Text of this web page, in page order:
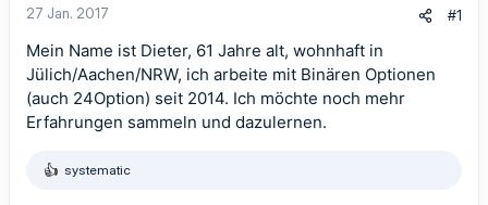
27 Jan. 2017 #1
Mein Name ist Dieter, 61 Jahre alt, wohnhaft in
Jülich/Aachen/NRW, ich arbeite mit Binären Optionen
(auch 24Option) seit 2014. Ich möchte noch mehr
Erfahrungen sammeln und dazulernen.
R
systematic